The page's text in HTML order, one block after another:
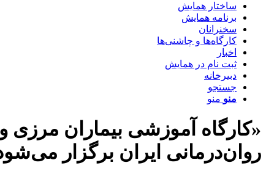
ساختار همایش
برنامه همایش
سخنرانان
کارگاه‌ها و چاشنی‌ها
اخبار
ثبت نام در همایش
دبیرخانه
جستجو
منو منو
«کارگاه آموزشی بیماران
روان‌درمانی ایران برگزار